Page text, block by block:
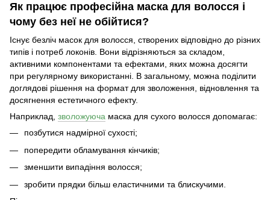
Як працює професійна маска для волосся і
чому без неї не обійтися?
Існує безліч масок для волосся, створених відповідно до різних
типів і потреб локонів. Вони відрізняються за складом,
активними компонентами та ефектами, яких можна досягти
при регулярному використанні. В загальному, можна поділити
доглядові рішення на формат для зволоження, відновлення та
досягнення естетичного ефекту.
Наприклад, зволожуюча маска для сухого волосся допомагає:
позбутися надмірної сухості;
попередити обламування кінчиків;
зменшити випадіння волосся;
зробити прядки більш еластичними та блискучими.